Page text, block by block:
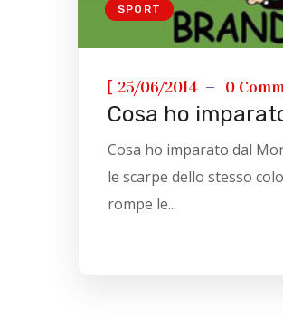
SPORT
[ 25/06/2014 0
Cosa ho
Cosa ho imparato dal
le scarpe dello stesso
rompe le...